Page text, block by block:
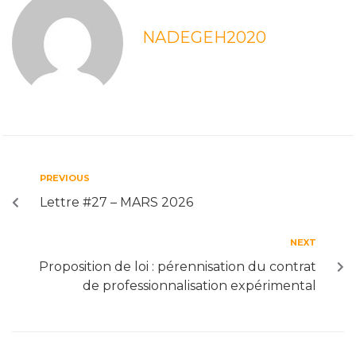
NADEGEH2020
PREVIOUS
Lettre #27 – MARS 2026
NEXT
Proposition de loi : pérennisation du contrat
de professionnalisation expérimental